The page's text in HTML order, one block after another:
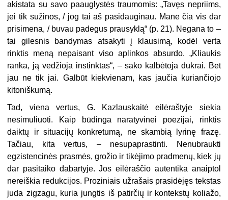
akistata su savo paauglystės traumomis: „Tavęs nepriims,
jei tik sužinos, / jog tai aš pasidauginau. Mane čia vis dar
prisimena, / buvau padegus prausyklą“ (p. 21). Negana to –
tai gilesnis bandymas atsakyti į klausimą, kodėl verta
rinktis meną nepaisant viso aplinkos absurdo. „Kliaukis
ranka, ją vedžioja instinktas“, – sako kalbėtoja dukrai. Bet
jau ne tik jai. Galbūt kiekvienam, kas jaučia kuriančiojo
kitoniškumą.
Tad, viena vertus, G. Kazlauskaitė eilėraštyje siekia
nesimuliuoti. Kaip būdinga naratyvinei poezijai, rinktis
daiktų ir situacijų konkretumą, ne skambią lyrinę frazę.
Tačiau, kita vertus, – nesupaprastinti. Nenubraukti
egzistencinės prasmės, grožio ir tikėjimo pradmenų, kiek jų
dar pasitaiko dabartyje. Jos eilėraščio autentika anaiptol
nereiškia redukcijos. Proziniais užrašais prasidėjęs tekstas
juda zigzagu, kuria jungtis iš patirčių ir kontekstų koliažo,